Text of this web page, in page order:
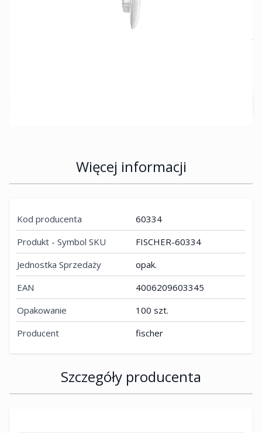
Więcej informacji
Kod producenta
60334
Produkt - Symbol SKU
FISCHER-60334
Jednostka Sprzedaży
opak.
EAN
4006209603345
Opakowanie
100 szt.
Producent
fischer
Szczegóły producenta